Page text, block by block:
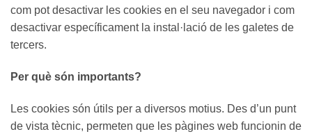
com pot desactivar les cookies en el seu navegador i com
desactivar específicament la instal·lació de les galetes de
tercers.
Per què són importants?
Les cookies són útils per a diversos motius. Des d’un punt
de vista tècnic, permeten que les pàgines web funcionin de